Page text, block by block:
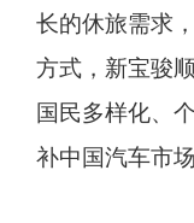
长的休旅需求
方式，新宝骏
国民多样化、
补中国汽车市